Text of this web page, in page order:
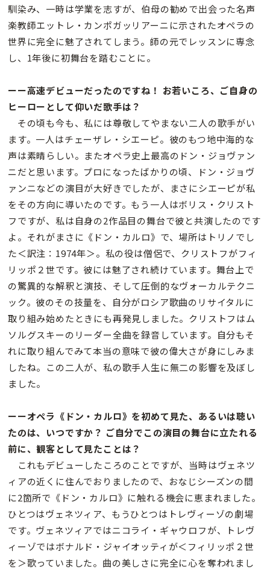
馴染み、一時は学業を志すが、伯母の勧めで出会った名声
楽教師エットレ・カンポガッリアーニに示されたオペラの
世界に完全に魅了されてしまう。師の元でレッスンに専念
し、1年後に初舞台を踏むことに。
ーー高速デビューだったのですね！ お若いころ、ご自身の
ヒーローとして仰いだ歌手は？
その頃も今も、私には尊敬してやまない二人の歌手がい
ます。一人はチェーザレ・シエーピ。彼のもつ地中海的な
声は素晴らしい。またオペラ史上最高のドン・ジョヴァン
ニだと思います。プロになったばかりの頃、ドン・ジョヴ
ァンニなどの演目が大好きでしたが、まさにシエーピが私
をその方向に導いたのです。もう一人はボリス・クリスト
フですが、私は自身の2作品目の舞台で彼と共演したのです
よ。それがまさに《ドン・カルロ》で、場所はトリノでし
た＜訳注：1974年＞。私の役は僧侶で、クリストフがフィ
リッポ２世です。彼には魅了され続けています。舞台上で
の驚異的な解釈と演技、そして圧倒的なヴォーカルテクニ
ック。彼のその技量を、自分がロシア歌曲のリサイタルに
取り組み始めたときにも再発見しました。クリストフはム
ソルグスキーのリーダー全曲を録音しています。自分もそ
れに取り組んでみて本当の意味で彼の偉大さが身にしみま
したね。この二人が、私の歌手人生に無二の影響を及ぼし
ました。
ーーオペラ《ドン・カルロ》を初めて見た、あるいは聴い
たのは、いつですか？ ご自分でこの演目の舞台に立たれる
前に、観客として見たことは？
これもデビューしたころのことですが、当時はヴェネツ
ィアの近くに住んでおりましたので、おなじシーズンの間
に2箇所で《ドン・カルロ》に触れる機会に恵まれました。
ひとつはヴェネツィア、もうひとつはトレヴィーゾの劇場
です。ヴェネツィアではニコライ・ギャウロフが、トレヴ
ィーゾではボナルド・ジャイオッティが＜フィリッポ２世
を＞歌っていました。曲の美しさに完全に心を奪われまし